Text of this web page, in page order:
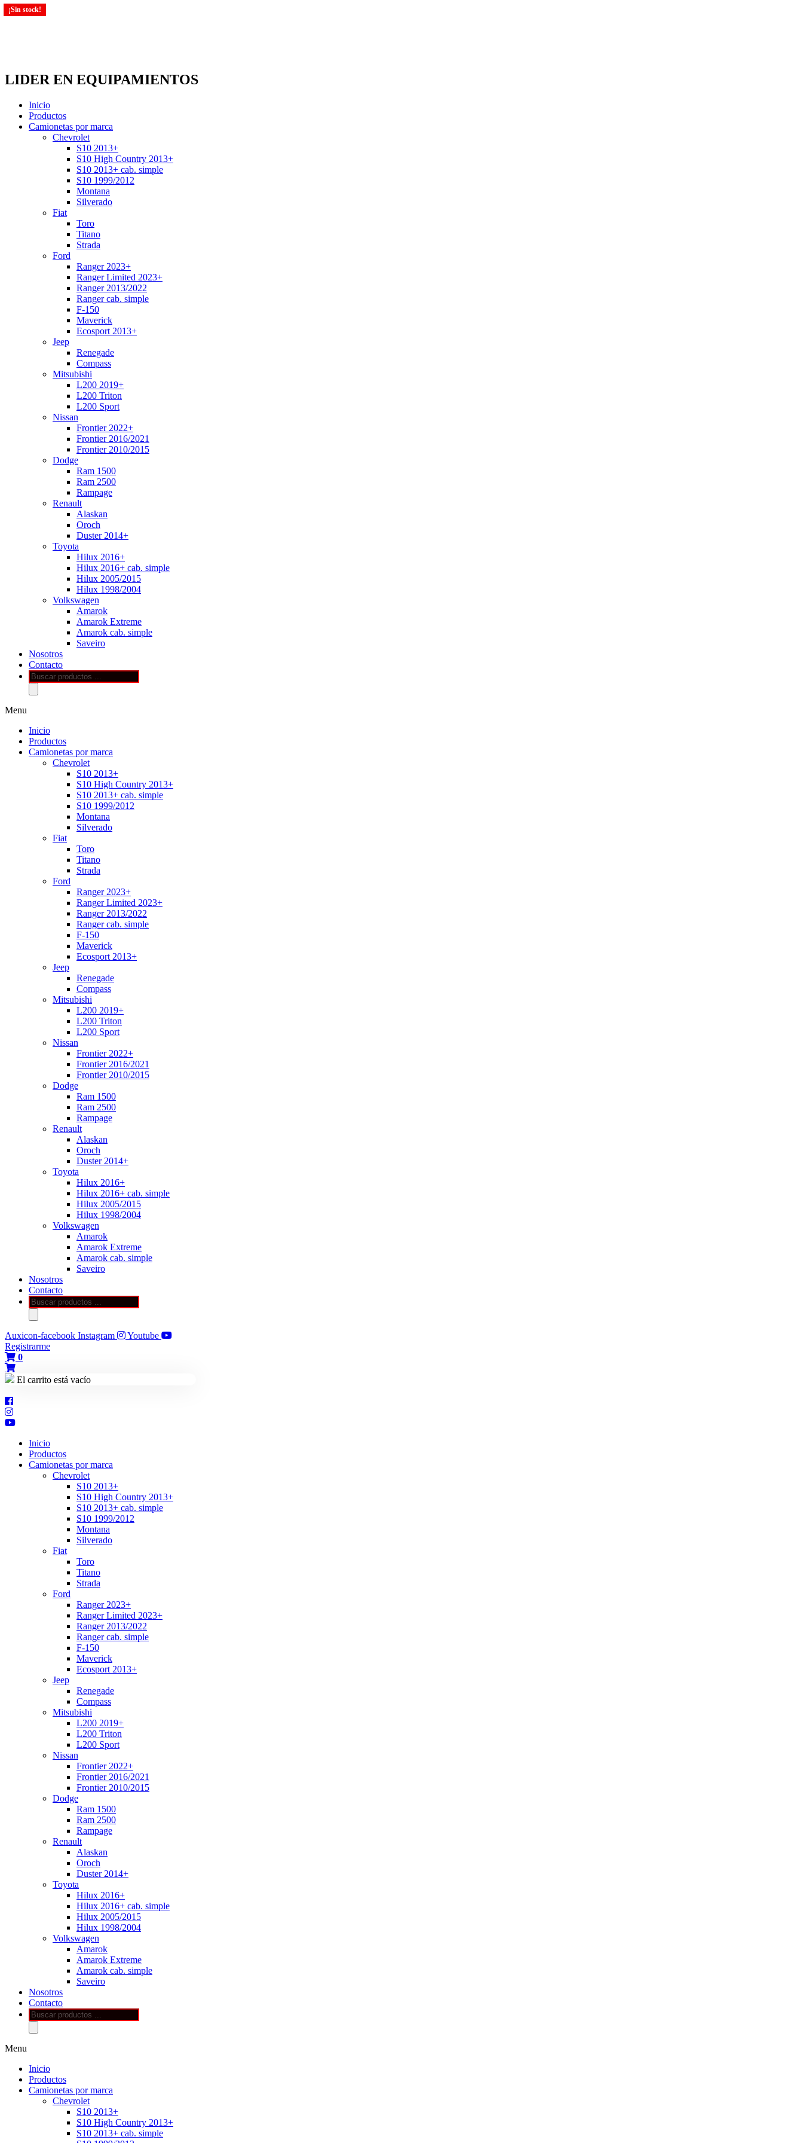
LIDER EN EQUIPAMIENTOS
Inicio
Productos
Camionetas por marca
Chevrolet
S10 2013+
S10 High Country 2013+
S10 2013+ cab. simple
S10 1999/2012
Montana
Silverado
Fiat
Toro
Titano
Strada
Ford
Ranger 2023+
Ranger Limited 2023+
Ranger 2013/2022
Ranger cab. simple
F-150
Maverick
Ecosport 2013+
Jeep
Renegade
Compass
Mitsubishi
L200 2019+
L200 Triton
L200 Sport
Nissan
Frontier 2022+
Frontier 2016/2021
Frontier 2010/2015
Dodge
Ram 1500
Ram 2500
Rampage
Renault
Alaskan
Oroch
Duster 2014+
Toyota
Hilux 2016+
Hilux 2016+ cab. simple
Hilux 2005/2015
Hilux 1998/2004
Volkswagen
Amarok
Amarok Extreme
Amarok cab. simple
Saveiro
Nosotros
Contacto
Búsqueda
de
productos
Menu
Inicio
Productos
Camionetas por marca
Chevrolet
S10 2013+
S10 High Country 2013+
S10 2013+ cab. simple
S10 1999/2012
Montana
Silverado
Fiat
Toro
Titano
Strada
Ford
Ranger 2023+
Ranger Limited 2023+
Ranger 2013/2022
Ranger cab. simple
F-150
Maverick
Ecosport 2013+
Jeep
Renegade
Compass
Mitsubishi
L200 2019+
L200 Triton
L200 Sport
Nissan
Frontier 2022+
Frontier 2016/2021
Frontier 2010/2015
Dodge
Ram 1500
Ram 2500
Rampage
Renault
Alaskan
Oroch
Duster 2014+
Toyota
Hilux 2016+
Hilux 2016+ cab. simple
Hilux 2005/2015
Hilux 1998/2004
Volkswagen
Amarok
Amarok Extreme
Amarok cab. simple
Saveiro
Nosotros
Contacto
Búsqueda
de
productos
Auxicon-facebook Instagram
Youtube
Registrarme
0
El carrito está vacío
Inicio
Productos
Camionetas por marca
Chevrolet
S10 2013+
S10 High Country 2013+
S10 2013+ cab. simple
S10 1999/2012
Montana
Silverado
Fiat
Toro
Titano
Strada
Ford
Ranger 2023+
Ranger Limited 2023+
Ranger 2013/2022
Ranger cab. simple
F-150
Maverick
Ecosport 2013+
Jeep
Renegade
Compass
Mitsubishi
L200 2019+
L200 Triton
L200 Sport
Nissan
Frontier 2022+
Frontier 2016/2021
Frontier 2010/2015
Dodge
Ram 1500
Ram 2500
Rampage
Renault
Alaskan
Oroch
Duster 2014+
Toyota
Hilux 2016+
Hilux 2016+ cab. simple
Hilux 2005/2015
Hilux 1998/2004
Volkswagen
Amarok
Amarok Extreme
Amarok cab. simple
Saveiro
Nosotros
Contacto
Búsqueda
de
productos
Menu
Inicio
Productos
Camionetas por marca
Chevrolet
S10 2013+
S10 High Country 2013+
S10 2013+ cab. simple
¡Sin stock!
¡Sin stock!
¡Sin stock!